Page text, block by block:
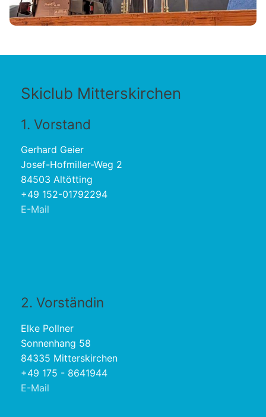
Skiclub Mitterskirchen
1. Vorstand
Gerhard Geier
Josef-Hofmiller-Weg 2
84503 Altötting
+49 152-01792294
E-Mail
2. Vorständin
Elke Pollner
Sonnenhang 58
84335 Mitterskirchen
+49 175 - 8641944
E-Mail